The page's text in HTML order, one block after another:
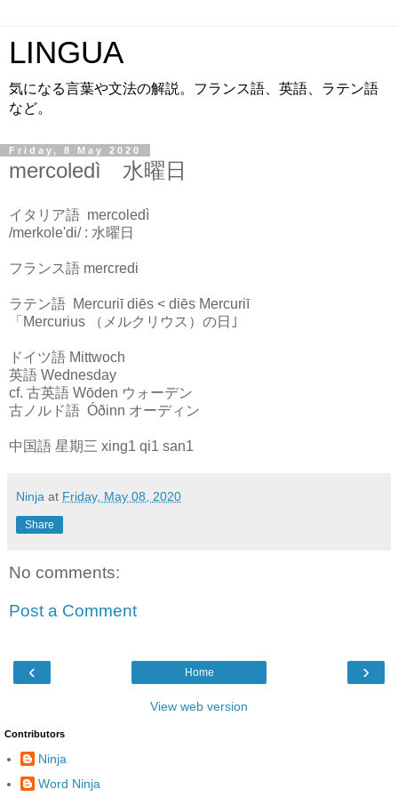
LINGUA
気になる言葉や文法の解説。フランス語、英語、ラテン語
など。
Friday, 8 May 2020
mercoledì 水曜日
イタリア語 mercoledì
/merkole'di/ : 水曜日
フランス語 mercredi
ラテン語 Mercuriī diēs < diēs Mercuriī
「Mercurius （メルクリウス）の日｣
ドイツ語 Mittwoch
英語 Wednesday
cf. 古英語 Wōden ウォーデン
古ノルド語 Óðinn オーディン
中国語 星期三 xing1 qi1 san1
Ninja at Friday, May 08, 2020
Share
No comments:
Post a Comment
‹ ›
Home
View web version
Contributors
Ninja
Word Ninja